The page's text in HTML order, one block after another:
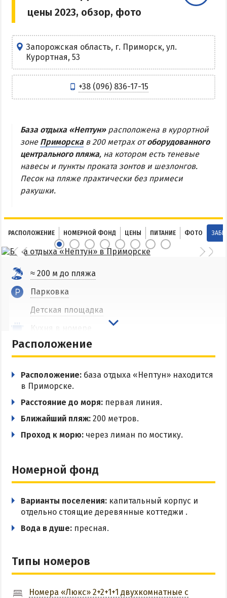
Центр Кирилловки
Остров Бирючий
Частный сектор в Кирилловке
Жилье в Кирилловке с бассейном
Жилье на первой линии
АРАБАТСКАЯ СТРЕЛКА
Веб-камеры Арабатки и Геническа
Цены на Арабатской Стрелке 2026
Проезд на Арабатскую Стрелку
Розовое озеро
Соленые озера
Глицериновое озеро
Сиваш
Аскания-Нова
БАЗЫ ОТДЫХА И ОТЕЛИ АРАБАТКИ
Геническ
Генгорка
Счастливцево
Стрелковое
СТЕПАНОВКА ПЕРВАЯ
Пансионаты и базы отдыха Степановки-1
Цены в Степановке 2026
БЕРДЯНСК
Развлечения в Бердянске
цены 2023, обзор, фото
Запорожская область, г. Приморск, ул.
Курортная, 53
+38 (096) 836-17-15
База отдыха «Нептун»расположена в курортной
зоне Приморска в 200 метрах отоборудованного
центрального пляжа, на котором есть теневые
навесы и пункты проката зонтов и шезлонгов.
Песок на пляже практически без примеси
ракушки.
РАСПОЛОЖЕНИЕ НОМЕРНОЙ ФОНД ЦЕНЫ ПИТАНИЕ ФОТО
≈ 200 м до пляжа
Парковка
Детская площадка
Кухня в номере
Мангальная зона
Wi-Fi
Трансфер
Разрешено с животными
Расположение
Расположение: база отдыха «Нептун» находится
в Приморске.
Расстояние до моря: первая линия.
Ближайший пляж: 200 метров.
Проход к морю: через лиман по мостику.
Номерной фонд
Варианты поселения: капитальный корпус и
отдельно стоящие деревянные коттеджи .
Вода в душе: пресная.
Типы номеров
Номера «Люкс» 2+2+1+1 двухкомнатные с